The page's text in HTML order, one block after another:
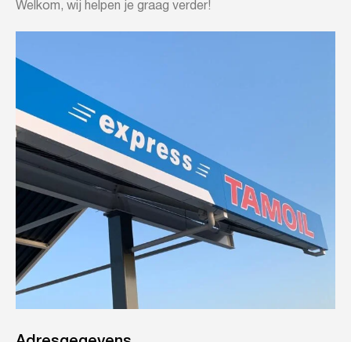
Welkom, wij helpen je graag verder!